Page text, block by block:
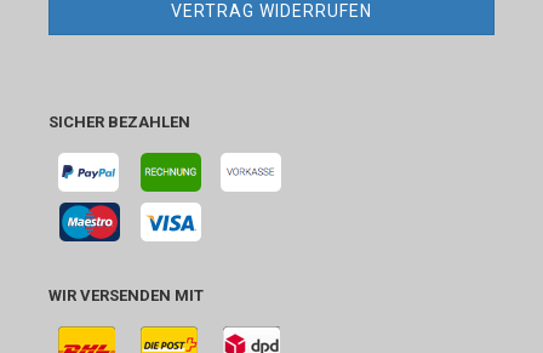
VERTRAG WIDERRUFEN
SICHER BEZAHLEN
WIR VERSENDEN MIT